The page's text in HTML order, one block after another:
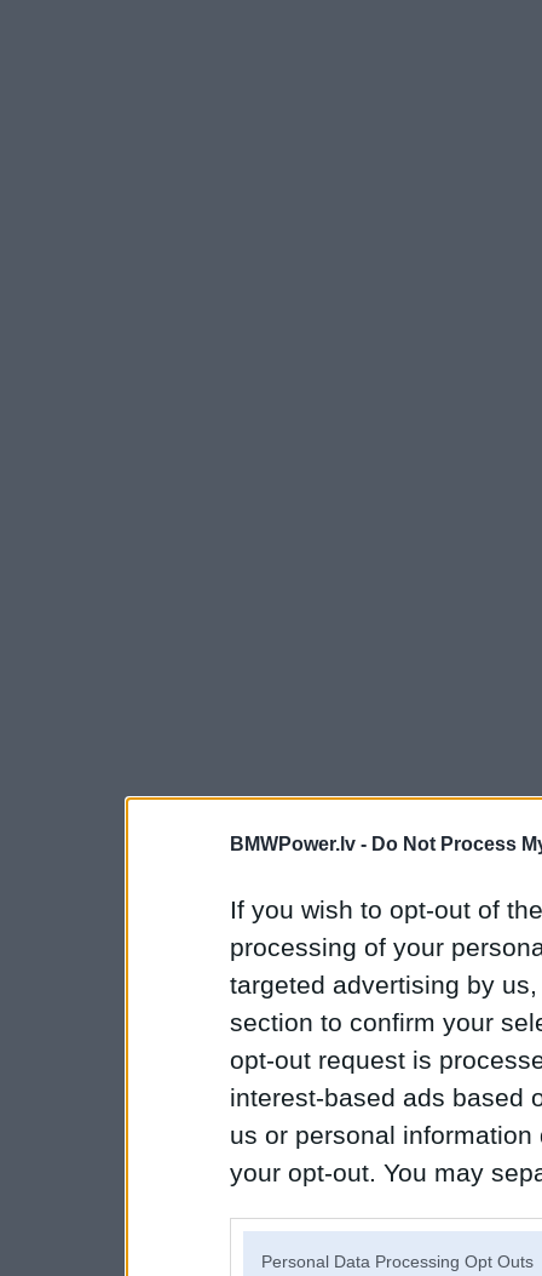
BMWPower.lv - Do Not Process
If you wish to opt-out of
processing of your
targeted advertising by
section to confirm your
opt-out request is
interest-based ads based
us or personal
your opt-out. You may
Personal Data Processing Opt Outs